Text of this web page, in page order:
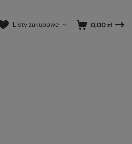
Listy zakupowe 0,00 zł